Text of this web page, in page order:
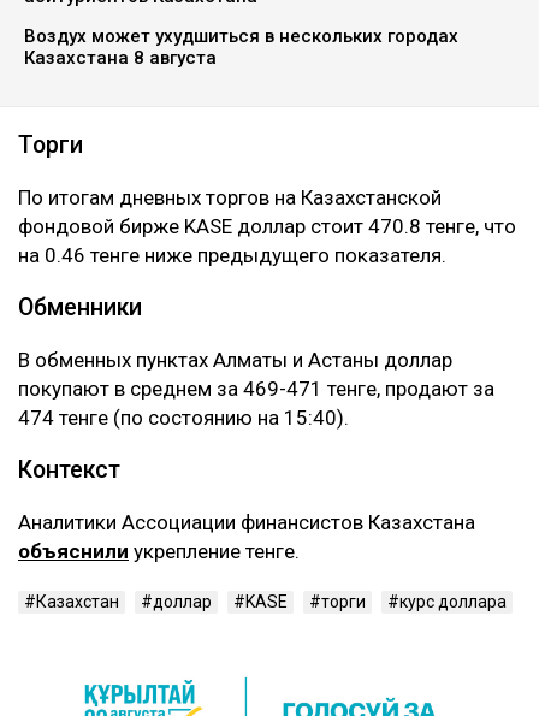
Воздух может ухудшиться в нескольких городах
Казахстана 8 августа
Торги ‎
По итогам дневных торгов на Казахстанской
фондовой бирже KASE доллар стоит 470.8 тенге, что
на 0.46 тенге ниже предыдущего показателя. ‎
Обменники ‎
В обменных пунктах Алматы и Астаны доллар
покупают в среднем за 469-471 тенге, продают за
474 тенге (по состоянию на 15:40).
Контекст
Аналитики Ассоциации финансистов Казахстана
объяснили укрепление тенге.
Казахстан доллар KASE торги курс доллара